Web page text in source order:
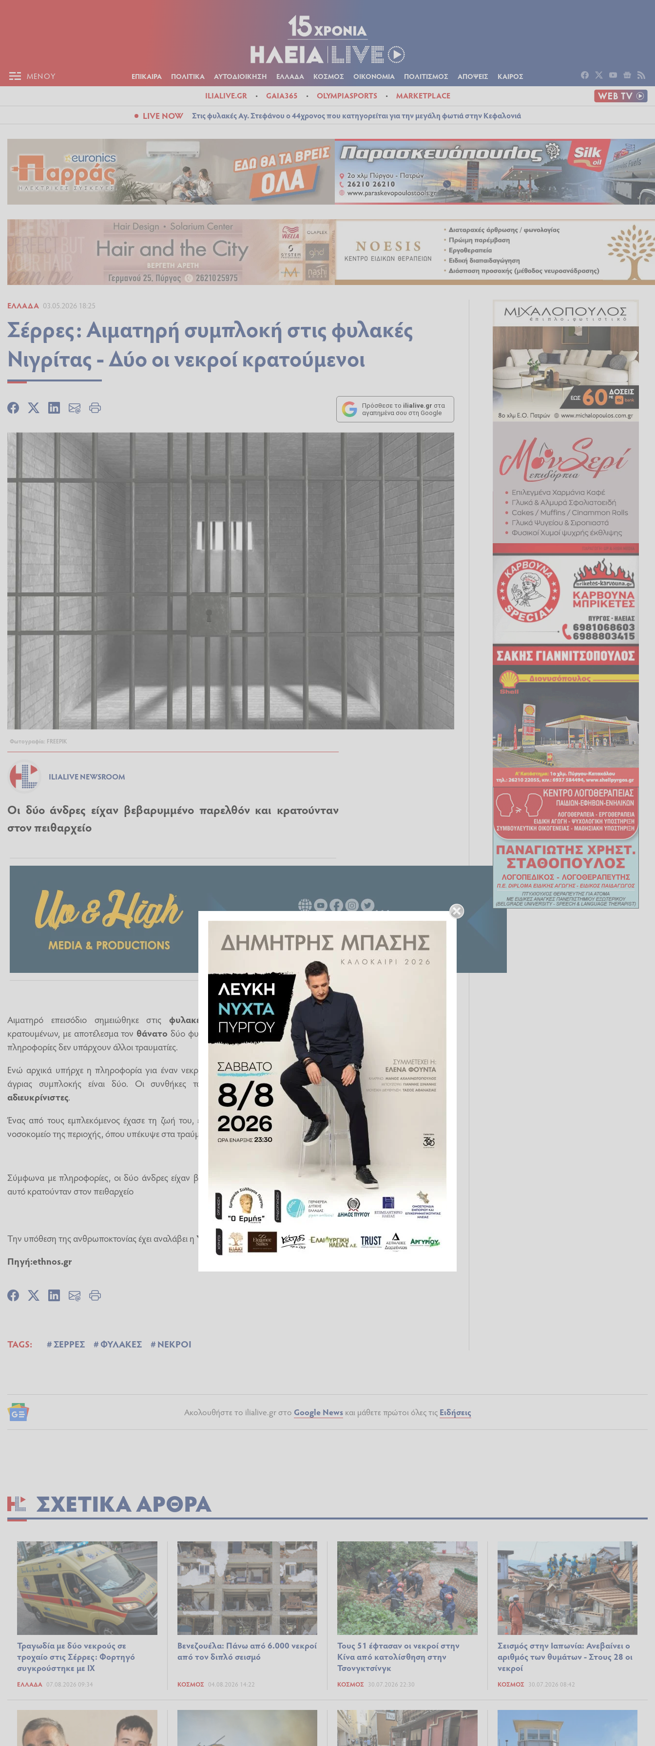
ΜΕΝΟΥ ΕΠΙΚΑΙΡΑ ΠΟΛΙΤΙΚΑ ΑΥΤΟΔΙΟΙΚΗΣΗ ΕΛΛΑΔΑ ΚΟΣΜΟΣ ΟΙΚΟΝΟΜΙΑ ΠΟΛΙΤΙΣΜΟΣ ΑΠΟΨΕΙΣ ΚΑΙΡΟΣ
ILIALIVE.GR GAIA365 OLYMPIASPORTS MARKETPLACE
LIVE NOW Στις φυλακές Αγ. Στεφάνου ο 44χρονος που κατηγορείται για την μεγάλη φωτιά στην Κεφαλονιά
ΕΛΛΆΔΑ 03.05.2026 18:25
Σέρρες: Αιματηρή συμπλοκή στις φυλακές
Νιγρίτας - Δύο οι νεκροί κρατούμενοι
Πρόσθεσε το ilialive.gr στα
αγαπημένα σου στη Google
Φωτογραφία: FREEPIK
ILIALIVE NEWSROOM
Οι δύο άνδρες είχαν βεβαρυμμένο παρελθόν και κρατούνταν
στον πειθαρχείο
Αιματηρό επεισόδιο σημειώθηκε στις φυλακές Νιγρίτας στις Σέρρες
κρατουμένων, με αποτέλεσμα τον θάνατο δύο φυλακισμένων. Σύμφωνα με τις πρώτες
πληροφορίες δεν υπάρχουν άλλοι τραυματίες.
Ενώ αρχικά υπήρχε η πληροφορία για έναν νεκρό κρατούμενο, τελικά τα θύματα της
άγριας συμπλοκής είναι δύο. Οι συνθήκες των θανάτων είναι, μέχρι στιγμής,
αδιευκρίνιστες.
Ένας από τους εμπλεκόμενος έχασε τη ζωή του, ενώ ένας δεύτερος μεταφέρθηκε στο
νοσοκομείο της περιοχής, όπου υπέκυψε στα τραύματά του.
Σύμφωνα με πληροφορίες, οι δύο άνδρες είχαν βεβαρυμμένο παρελθόν, για τον λόγο
αυτό κρατούνταν στον πειθαρχείο
Την υπόθεση της ανθρωποκτονίας έχει αναλάβει ηΥποδιεύθυνση Ασφάλειας Σερρών.
Πηγή:ethnos.gr
TAGS: ΣΕΡΡΕΣ ΦΥΛΑΚΕΣ ΝΕΚΡΟΙ
Ακολουθήστε το ilialive.gr στο Google Newsκαι μάθετε πρώτοι όλες τις Ειδήσεις
ΣΧΕΤΙΚΆ ΆΡΘΡΑ
Τραγωδία με δύο νεκρούς σε
τροχαίο στις Σέρρες: Φορτηγό
συγκρούστηκε με ΙΧ
ΕΛΛΆΔΑ 07.08.2026 09:34
Βενεζουέλα: Πάνω από 6.000 νεκροί
από τον διπλό σεισμό
ΚΌΣΜΟΣ 04.08.2026 14:22
Τους 51 έφτασαν οι νεκροί στην
Κίνα από κατολίσθηση στην
Τσονγκτσίνγκ
ΚΌΣΜΟΣ 30.07.2026 22:30
Σεισμός στην Ιαπωνία: Ανεβαίνει ο
αριθμός των θυμάτων - Στους 28 οι
νεκροί
ΚΌΣΜΟΣ 30.07.2026 08:42